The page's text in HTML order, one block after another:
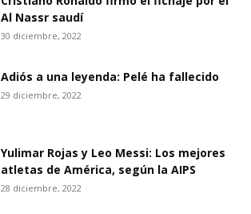
Al Nassr saudí
30 diciembre, 2022
Adiós a una leyenda: Pelé ha fallecido
29 diciembre, 2022
Yulimar Rojas y Leo Messi: Los mejores
atletas de América, según la AIPS
28 diciembre, 2022